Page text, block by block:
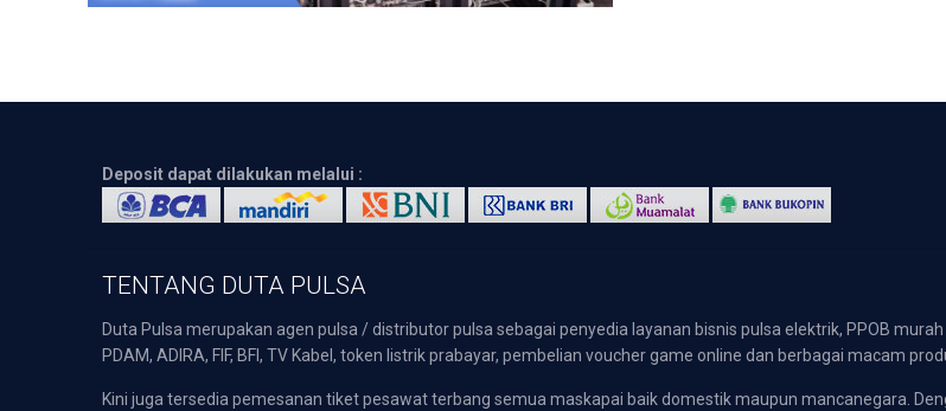
Deposit dapat dilakukan melalui :
TENTANG DUTA PULSA
Duta Pulsa merupakan agen pulsa / distributor pulsa sebagai penyedia layanan bisnis pulsa elektrik, PPOB
PDAM, ADIRA, FIF, BFI, TV Kabel, token listrik prabayar, pembelian voucher game online dan berbagai macam
Kini juga tersedia pemesanan tiket pesawat terbang semua maskapai baik domestik maupun mancanegara.